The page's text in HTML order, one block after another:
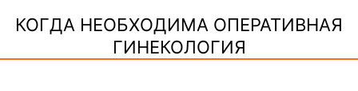
КОГДА НЕОБХОДИМА ОПЕРАТИВНАЯ
ГИНЕКОЛОГИЯ